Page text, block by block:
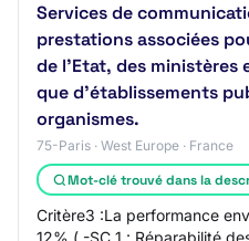
Services de
prestations associées
de l'Etat, des ministères
que d'établissements
organismes.
75-Paris · West Europe · France
Mot-clé trouvé dans la
Critère3 :La performance
12% ( -SC 1 : Réparabilité